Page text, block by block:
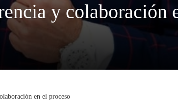
y colaboración
en el proceso